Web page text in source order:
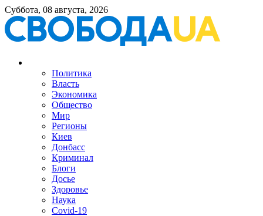
Суббота, 08 августа, 2026
Политика
Власть
Экономика
Общество
Мир
Регионы
Киев
Донбасс
Криминал
Блоги
Досье
Здоровье
Наука
Covid-19